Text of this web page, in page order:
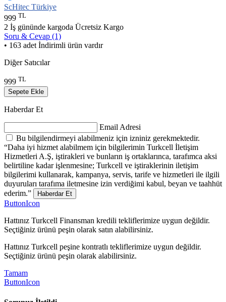
ScHitec Türkiye
999 TL
2 İş gününde kargoda Ücretsiz Kargo
Soru & Cevap (1)
• 163 adet İndirimli ürün vardır
Diğer Satıcılar
999 TL
Sepete Ekle
Haberdar Et
Email Adresi
Bu bilgilendirmeyi alabilmeniz için izniniz gerekmektedir.
“Daha iyi hizmet alabilmem için bilgilerimin Turkcell İletişim
Hizmetleri A.Ş, iştirakleri ve bunların iş ortaklarınca, tarafımca aksi
belirtiline kadar işlenmesine; Turkcell ve iştiraklerinin iletişim
bilgilerimi kullanarak, kampanya, servis, tarife ve hizmetleri ile ilgili
duyuruları tarafıma iletmesine izin verdiğimi kabul, beyan ve taahhüt
ederim.”
Haberdar Et
ButtonIcon
Hattınız Turkcell Finansman kredili tekliflerimize uygun değildir.
Seçtiğiniz ürünü peşin olarak satın alabilirsiniz.
Hattınız Turkcell peşine kontratlı tekliflerimize uygun değildir.
Seçtiğiniz ürünü peşin olarak alabilirsiniz.
Tamam
ButtonIcon